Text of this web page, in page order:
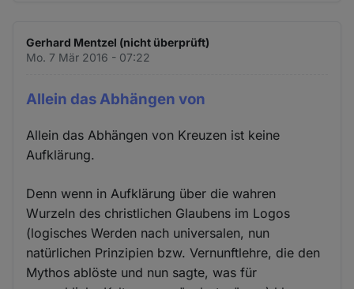
Gerhard Mentzel (nicht überprüft)
Mo. 7 Mär 2016 - 07:22
Allein das Abhängen von
Allein das Abhängen von Kreuzen ist keine
Aufklärung.
Denn wenn in Aufklärung über die wahren
Wurzeln des christlichen Glaubens im Logos
(logisches Werden nach universalen, nun
natürlichen Prinzipien bzw. Vernunftlehre, die den
Mythos ablöste und nun sagte, was für